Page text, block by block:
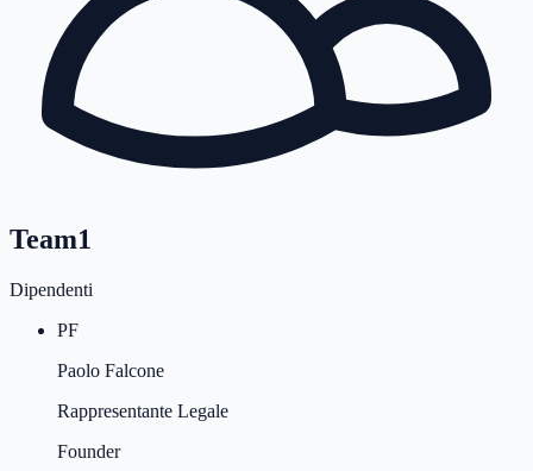
Team1
Dipendenti
PF
Paolo Falcone
Rappresentante Legale
Founder